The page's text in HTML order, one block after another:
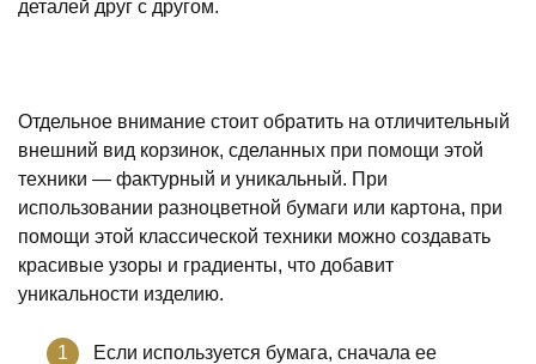
деталей друг с другом.
Отдельное внимание стоит обратить на отличительный
внешний вид корзинок, сделанных при помощи этой
техники — фактурный и уникальный. При
использовании разноцветной бумаги или картона, при
помощи этой классической техники можно создавать
красивые узоры и градиенты, что добавит
уникальности изделию.
Если используется бумага, сначала ее